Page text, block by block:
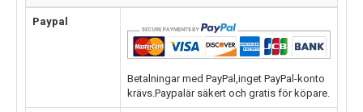
Paypal
Betalningar med PayPal,inget PayPal-konto
krävs.Paypalär säkert och gratis för köpare.